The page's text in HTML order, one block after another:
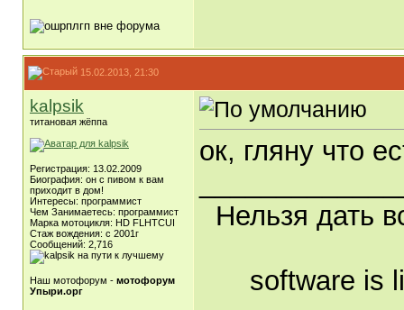
15.02.2013, 21:30
kalpsik
титановая жёппа
Регистрация: 13.02.2009
Биография: он с пивом к вам
приходит в дом!
Интересы: программист
Чем Занимаетесь: программист
Марка мотоцикля: HD FLHTCUI
Стаж вождения: с 2001г
Сообщений: 2,716
Наш мотофорум - мотофорум
Упыри.орг
ок, гляну что
Нельзя дать
software is